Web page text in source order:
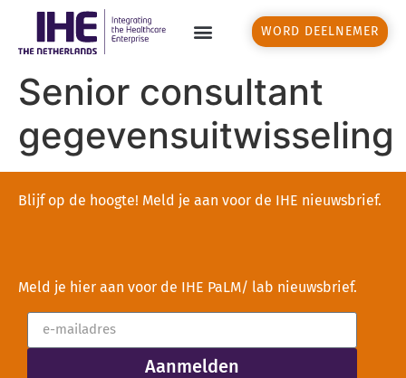
WORD DEELNEMER
Senior consultant
gegevensuitwisseling
Blijf op de hoogte! Meld je aan voor de IHE nieuwsbrief.
Meld je hier aan voor de IHE PaLM/ lab nieuwsbrief.
Aanmelden